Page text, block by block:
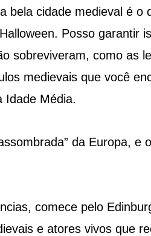
bela cidade medieval é o
Posso garantir
sobreviveram, como as
medievais que você
Idade Média.
da Europa, e
comece pelo
e atores vivos que